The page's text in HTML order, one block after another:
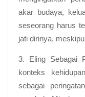
akar budaya,
seseorang harus
jati dirinya,
3. Eling Sebagai
konteks
sebagai